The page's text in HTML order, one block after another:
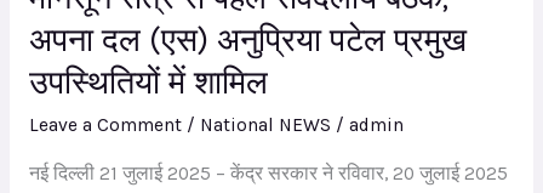
अपना दल (एस) अनुप्रिया पटेल प्रमुख
उपस्थितियों में शामिल
Leave a Comment / National NEWS / admin
नई दिल्ली 21 जुलाई 2025 – केंद्र सरकार ने रविवार, 20 जुलाई 2025
दल
(एस)
अनुप्रिया
उपस्थितियों